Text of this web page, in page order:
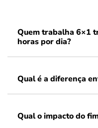
Quem trabalha 6×1
horas por dia?
Qual é a diferença
Qual o impacto do